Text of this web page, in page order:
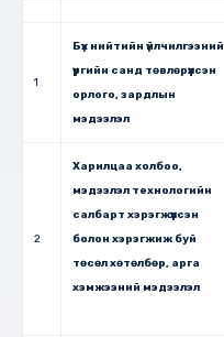
1
Бүх нийтийн үйлчилгээний
үүргийн санд төвлөрүүлсэн
орлого, зардлын
мэдээлэл
2
Харилцаа холбоо,
мэдээлэл технологийн
салбарт хэрэгжүүлсэн
болон хэрэгжиж буй
төсөл хөтөлбөр, арга
хэмжээний мэдээлэл